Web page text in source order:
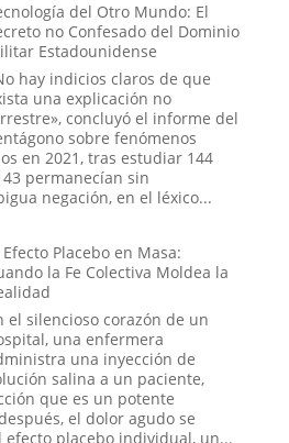
juego
de
la
Ouija
online:
¿Pueden
los
rituales
en
el
abrir
portales?
del Otro Mundo: El
no Confesado del Dominio
Estadounidense
hay indicios claros de que
una explicación no
concluyó el informe del
sobre fenómenos
en 2021, tras estudiar 144
permanecían sin
negación, en el léxico...
Efecto Placebo en Masa:
la Fe Colectiva Moldea la
el silencioso corazón de un
una enfermera
una inyección de
salina a un paciente,
que es un potente
el dolor agudo se
efecto placebo individual, un...